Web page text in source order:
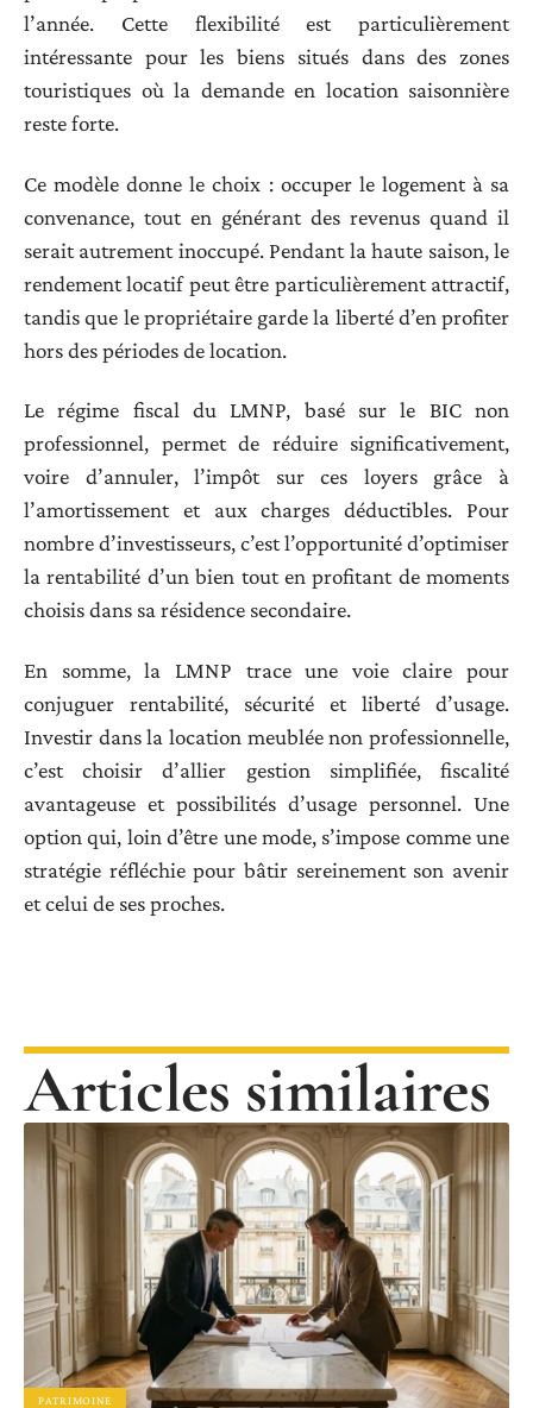
l’année. Cette flexibilité est particulièrement
intéressante pour les biens situés dans des zones
touristiques où la demande en location saisonnière
reste forte.
Ce modèle donne le choix : occuper le logement à sa
convenance, tout en générant des revenus quand il
serait autrement inoccupé. Pendant la haute saison, le
rendement locatif peut être particulièrement attractif,
tandis que le propriétaire garde la liberté d’en profiter
hors des périodes de location.
Le régime fiscal du LMNP, basé sur le BIC non
professionnel, permet de réduire significativement,
voire d’annuler, l’impôt sur ces loyers grâce à
l’amortissement et aux charges déductibles. Pour
nombre d’investisseurs, c’est l’opportunité d’optimiser
la rentabilité d’un bien tout en profitant de moments
choisis dans sa résidence secondaire.
En somme, la LMNP trace une voie claire pour
conjuguer rentabilité, sécurité et liberté d’usage.
Investir dans la location meublée non professionnelle,
c’est choisir d’allier gestion simplifiée, fiscalité
avantageuse et possibilités d’usage personnel. Une
option qui, loin d’être une mode, s’impose comme une
stratégie réfléchie pour bâtir sereinement son avenir
et celui de ses proches.
Articles similaires
PATRIMOINE